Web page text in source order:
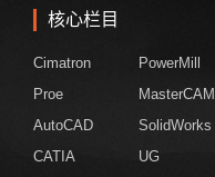
核心栏目
Cimatron
Proe
AutoCAD
CATIA
PowerMill
MasterCAM
SolidWorks
UG